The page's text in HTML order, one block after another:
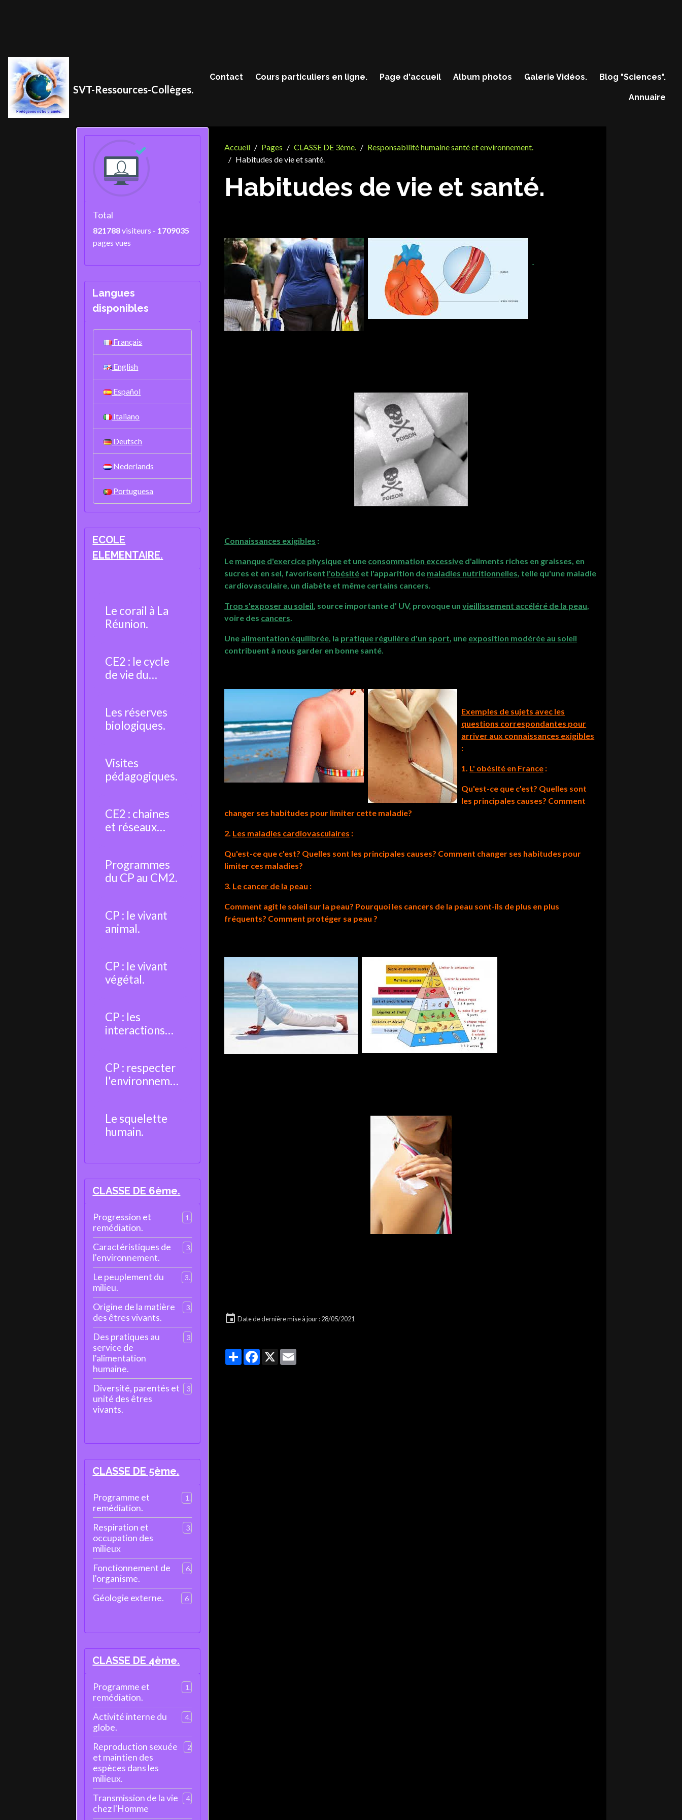
SVT-Ressources-Collèges.
Contact Cours particuliers en ligne. Page d'accueil Album photos Galerie Vidéos. Blog "Sciences".
Annuaire
Accueil Pages CLASSE DE 3ème.
Responsabilité humaine santé et environnement.
Habitudes de vie et santé.
Habitudes de vie et santé.
Connaissances exigibles :
Le manque d'exercice physique et une consommation excessive d'aliments riches en graisses, en
sucres et en sel, favorisent l'obésité et l'apparition de maladies nutritionnelles, telle qu'une maladie
cardiovasculaire, un diabète et même certains cancers.
Trop s'exposer au soleil, source importante d' UV, provoque unvieillissement accéléré de la peau,
voire des cancers.
Une alimentation équilibrée, la pratique régulière d'un sport, une exposition modérée au soleil
contribuent à nous garder en bonne santé.
Exemples de sujets avec les
questions correspondantes pour
arriver aux connaissances exigibles
:
1. L' obésité en France :
Qu'est-ce que c'est? Quelles sont
les principales causes? Comment
changer ses habitudes pour limiter cette maladie?
2. Les maladies cardiovasculaires :
Qu'est-ce que c'est? Quelles sont les principales causes? Comment changer ses habitudes pour
limiter ces maladies?
3. Le cancer de la peau :
Comment agit le soleil sur la peau? Pourquoi les cancers de la peau sont-ils de plus en plus
fréquents? Comment protéger sa peau ?
Date de dernière mise à jour : 28/05/2021
PartagerFacebook
X
Total
821788visiteurs - 1709035
pages vues
Langues
disponibles
Français
English
Español
Italiano
Deutsch
Nederlands
Portuguesa
ECOLE
ELEMENTAIRE.
Le corail à La
Réunion.
CE2 : le cycle
de vie du
Les réserves
biologiques.
Visites
pédagogiques.
CE2 : chaines
et réseaux
Programmes
du CP au CM2.
CP : le vivant
animal.
CP : le vivant
végétal.
CP : les
interactions
CP : respecter
l'environneme
Le squelette
humain.
CLASSE DE 6ème.
Progression et
remédiation.
1
Caractéristiques de
l'environnement.
3
Le peuplement du
milieu.
3
Origine de la matière
des êtres vivants.
3
Des pratiques au
service de
l'alimentation
humaine.
Diversité, parentés et
unité des êtres
vivants.
CLASSE DE 5ème.
Programme et
remédiation.
1
Respiration et
occupation des
milieux
3
Fonctionnement de
l'organisme.
6
Géologie externe. 6
CLASSE DE 4ème.
Programme et
remédiation.
1
Activité interne du
globe.
4
Reproduction sexuée
et maintien des
espèces dans les
milieux.
Transmission de la vie
chez l'Homme
4